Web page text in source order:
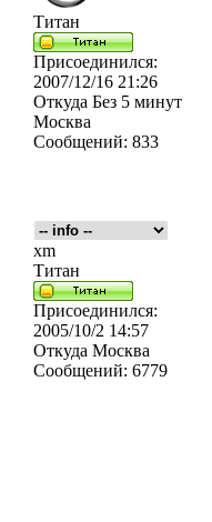
Титан
Присоединился:
2007/12/16 21:26
Откуда Без 5 минут
Москва
Сообщений: 833
xm
Титан
Присоединился:
2005/10/2 14:57
Откуда Москва
Сообщений: 6779